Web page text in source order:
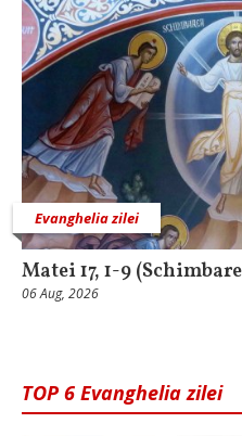
Evanghelia zilei
Matei 17, 1-9
06 Aug, 2026
TOP 6 Evanghelia zilei